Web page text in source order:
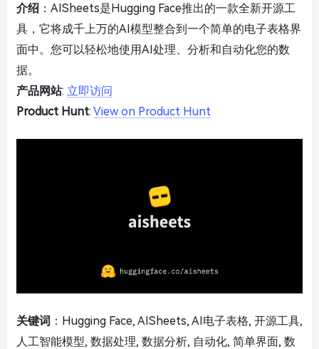
介绍 ：AISheets是Hugging Face推出的一款全新开源工
具，它将成千上万的AI模型整合到一个简单的电子表格界
面中。您可以轻松地使用AI处理、分析和自动化您的数
据。
产品网站: 立即访问
Product Hunt: View on Product Hunt
关键词 ：Hugging Face, AISheets, AI电子表格, 开源工具,
人工智能模型, 数据处理, 数据分析, 自动化, 简单界面, 数